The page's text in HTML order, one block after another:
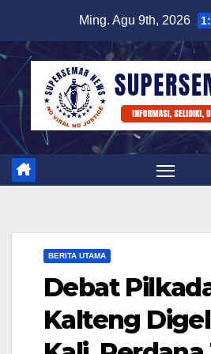
content
Ming. Agu 9th, 2026
BERITA UTAMA
Debat
Kalteng